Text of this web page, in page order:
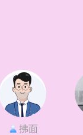
拂面